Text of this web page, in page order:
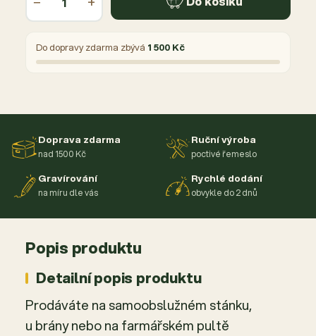
Do dopravy zdarma zbývá 1 500 Kč
Doprava zdarma
nad 1500 Kč
Ruční výroba
poctivé řemeslo
Gravírování
na míru dle vás
Rychlé dodání
obvykle do 2 dnů
Popis produktu
Detailní popis produktu
Prodáváte na samoobslužném stánku,
u brány nebo na farmářském pultě